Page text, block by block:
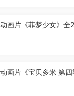
动画片《菲梦少女》全
动画片《宝贝多米 第